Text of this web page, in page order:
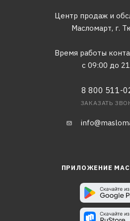
Центр продаж и
Масломарт, г.
Время работы
с 09:00 до
8 800 511-
ЗАКАЗАТЬ
ПРИЛОЖЕНИЕ